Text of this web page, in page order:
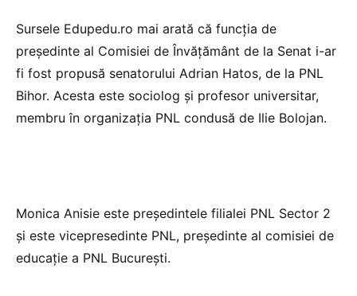
Sursele Edupedu.ro mai arată că funcția de
președinte al Comisiei de Învățământ de la Senat i-ar
fi fost propusă senatorului Adrian Hatos, de la PNL
Bihor. Acesta este sociolog și profesor universitar,
membru în organizația PNL condusă de Ilie Bolojan.
Monica Anisie este președintele filialei PNL Sector 2
și este vicepresedinte PNL, președinte al comisiei de
educație a PNL București.